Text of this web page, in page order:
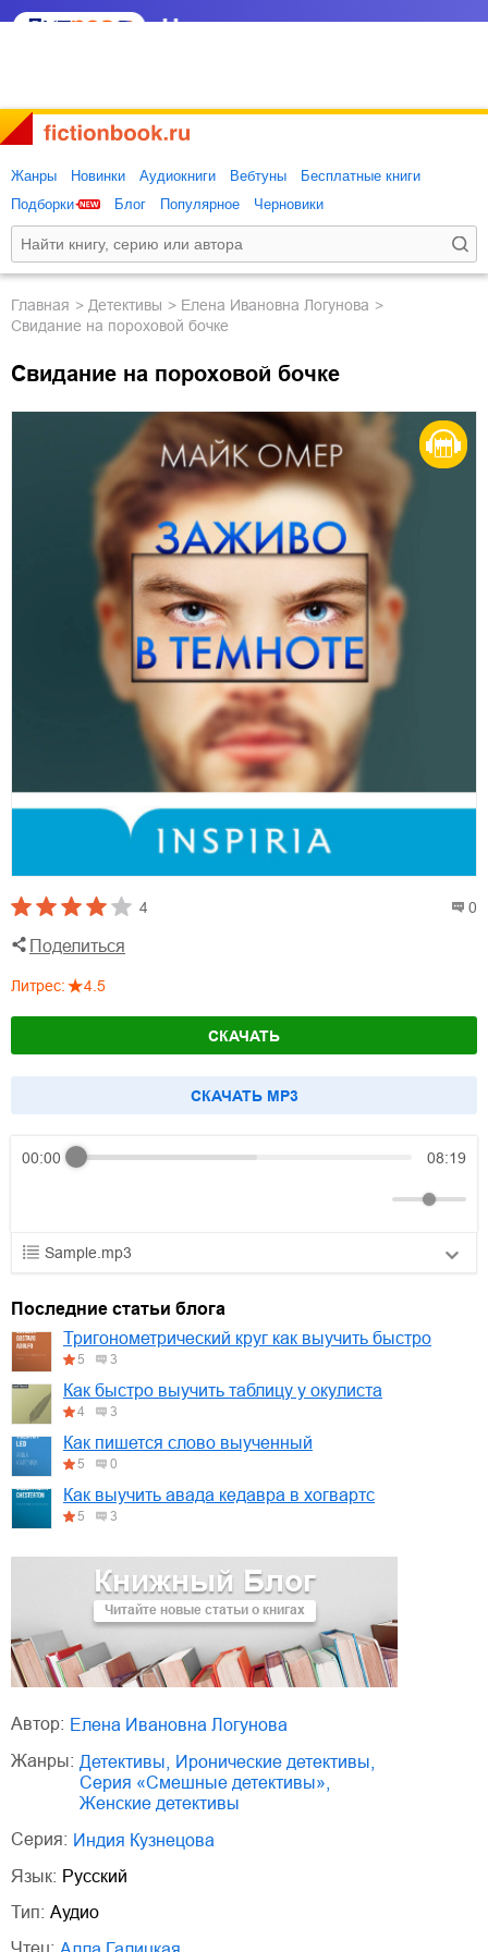
Жанры Новинки Аудиокниги Вебтуны
Бесплатные книги
Подборки
Блог Популярное Черновики
Главная детективы
Елена Ивановна Логунова
Свидание на пороховой бочке
Свидание на пороховой бочке
4 0
Поделиться
Литрес: 4.5
СКАЧАТЬ
CКАЧАТЬ MP3
00:00 08:19
Sample.mp3
02.mp3
03.mp3
Книжный Блог
Читайте новые статьи о книгах
Последние статьи блога
Тригонометрический круг как выучить быстро
5 3
Как быстро выучить таблицу у окулиста
4 3
Как пишется слово выученный
5 0
Как выучить авада кедавра в хогвартс
5 3
Автор:
Елена Ивановна Логунова
Жанры:
детективы иронические детективы
серия «Смешные детективы»
женские детективы
Серия:
Индия Кузнецова
Язык: Русский
Тип: Аудио
Чтец: